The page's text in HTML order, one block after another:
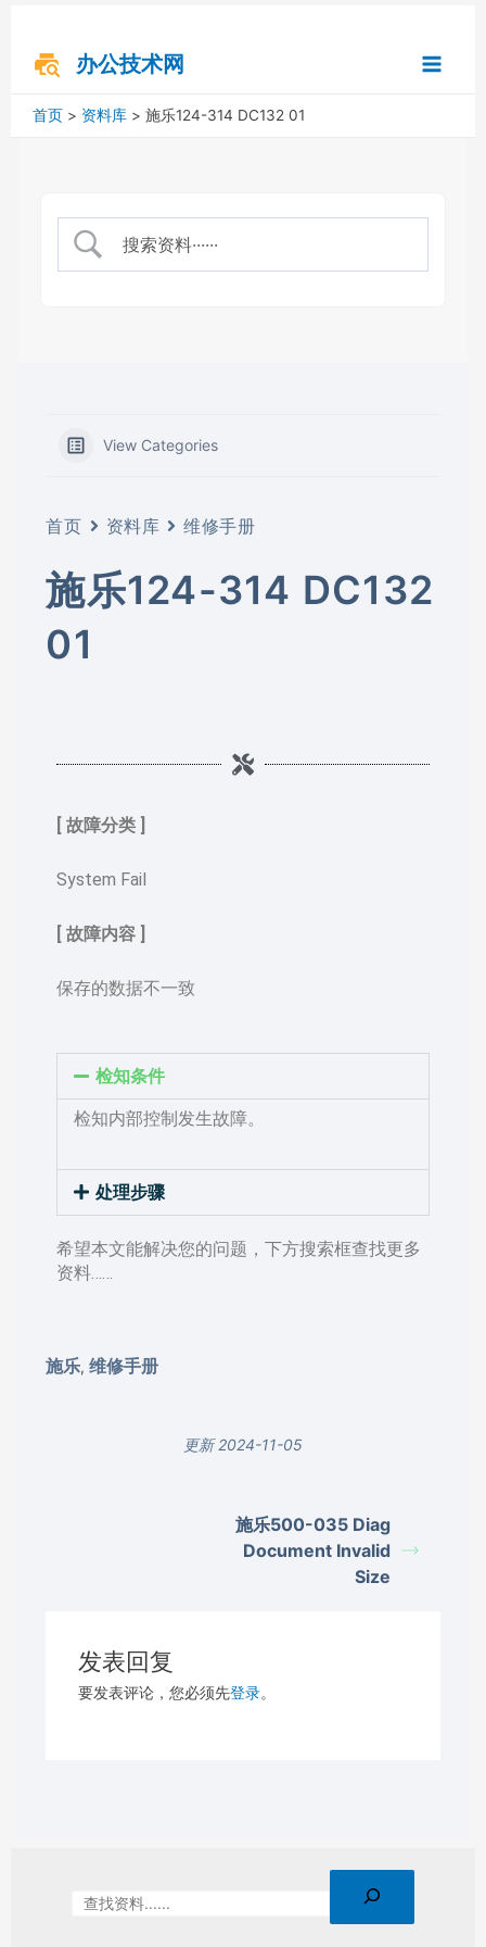
办公技术网
Menu
首页 资料库 施乐124-314 DC132 01
View Categories
首页 资料库 维修手册
施乐124-314 DC132
01
[ 故障分类 ]
System Fail
[ 故障内容 ]
保存的数据不一致
检知条件
检知内部控制发生故障。
处理步骤
希望本文能解决您的问题，下方搜索框查找更多
资料……
施乐,维修手册
更新 2024-11-05
施乐500-035 Diag
Document Invalid
Size
发表回复
要发表评论，您必须先登录。